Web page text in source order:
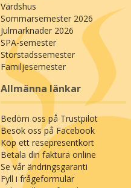
Värdshus
Sommarsemester 2026
Julmarknader 2026
SPA-semester
Storstadssemester
Familjesemester
Allmänna länkar
Bedöm oss på Trustpilot
Besök oss på Facebook
Köp ett resepresentkort
Betala din faktura online
Se vår ändringsgaranti
Fyll i frågeformulär